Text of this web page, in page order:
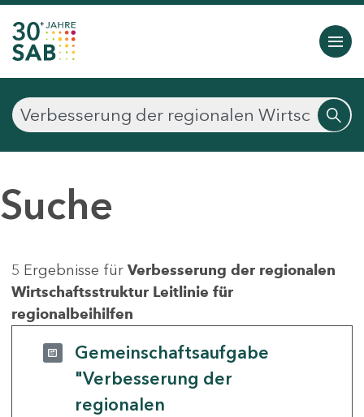
Suche
5 Ergebnisse für Verbesserung der regionalen
Wirtschaftsstruktur Leitlinie für
regionalbeihilfen
Gemeinschaftsaufgabe
"Verbesserung der
regionalen